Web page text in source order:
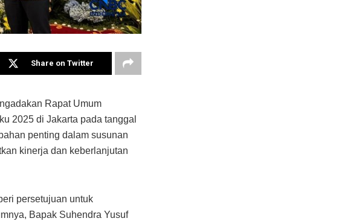
Share on Twitter
Rapat Umum
2025 di Jakarta pada tanggal
penting dalam susunan
kinerja dan keberlanjutan
persetujuan untuk
Bapak Suhendra Yusuf